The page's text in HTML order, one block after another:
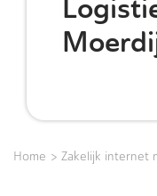
Home > Zakelijk internet